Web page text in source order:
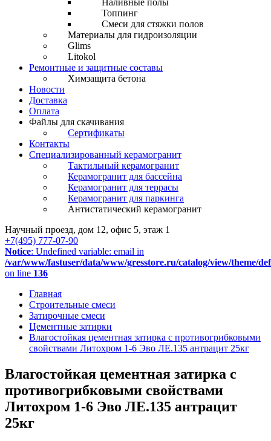
Наливные полы
Топпинг
Смеси для стяжки полов
Материалы для гидроизоляции
Glims
Litokol
Ремонтные и защитные составы
Химзащита бетона
Новости
Доставка
Оплата
Файлы для скачивания
Сертификаты
Контакты
Специализированный керамогранит
Тактильный керамогранит
Керамогранит для бассейна
Керамогранит для террасы
Керамогранит для паркинга
Антистатический керамогранит
Научный проезд, дом 12, офис 5, этаж 1
+7(495) 777-07-90
Notice: Undefined variable: email in
/var/www/fastuser/data/www/gresstore.ru/catalog/view/theme/
on line 136
Главная
Строительные смеси
Затирочные смеси
Цементные затирки
Влагостойкая цементная затирка с противогрибковыми
свойствами Литохром 1-6 Эво ЛЕ.135 антрацит 25кг
Влагостойкая цементная затирка с
противогрибковыми свойствами
Литохром 1-6 Эво ЛЕ.135 антрацит
25кг